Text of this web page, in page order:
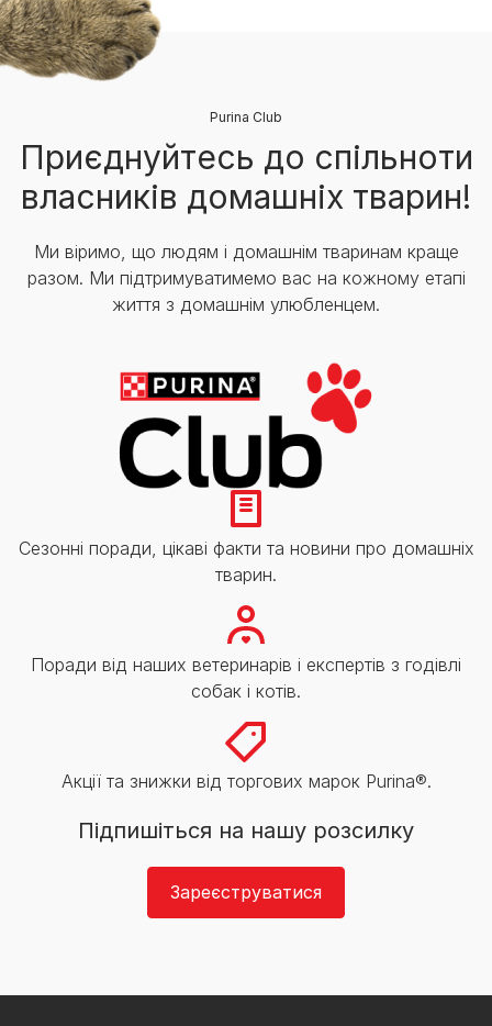
Purina Club
Приєднуйтесь до спільноти
власників домашніх тварин!
Ми віримо, що людям і домашнім тваринам краще
разом. Ми підтримуватимемо вас на кожному етапі
життя з домашнім улюбленцем.
Сезонні поради, цікаві факти та новини про домашніх
тварин.
Поради від наших ветеринарів і експертів з годівлі
собак і котів.
Акції та знижки від торгових марок Purina®.
Підпишіться на нашу розсилку
Зареєструватися